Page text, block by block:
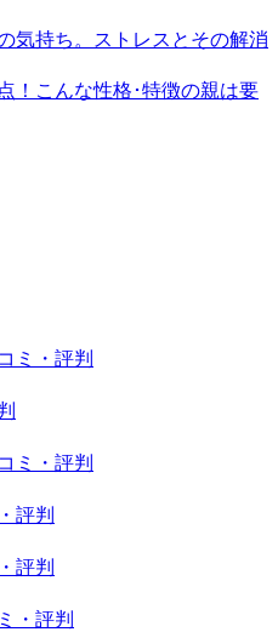
気持ち。ストレスとその解消
！こんな性格･特徴の親は要
ミ・評判
ミ・評判
評判
評判
・評判